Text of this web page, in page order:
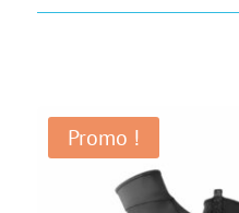
Promo !